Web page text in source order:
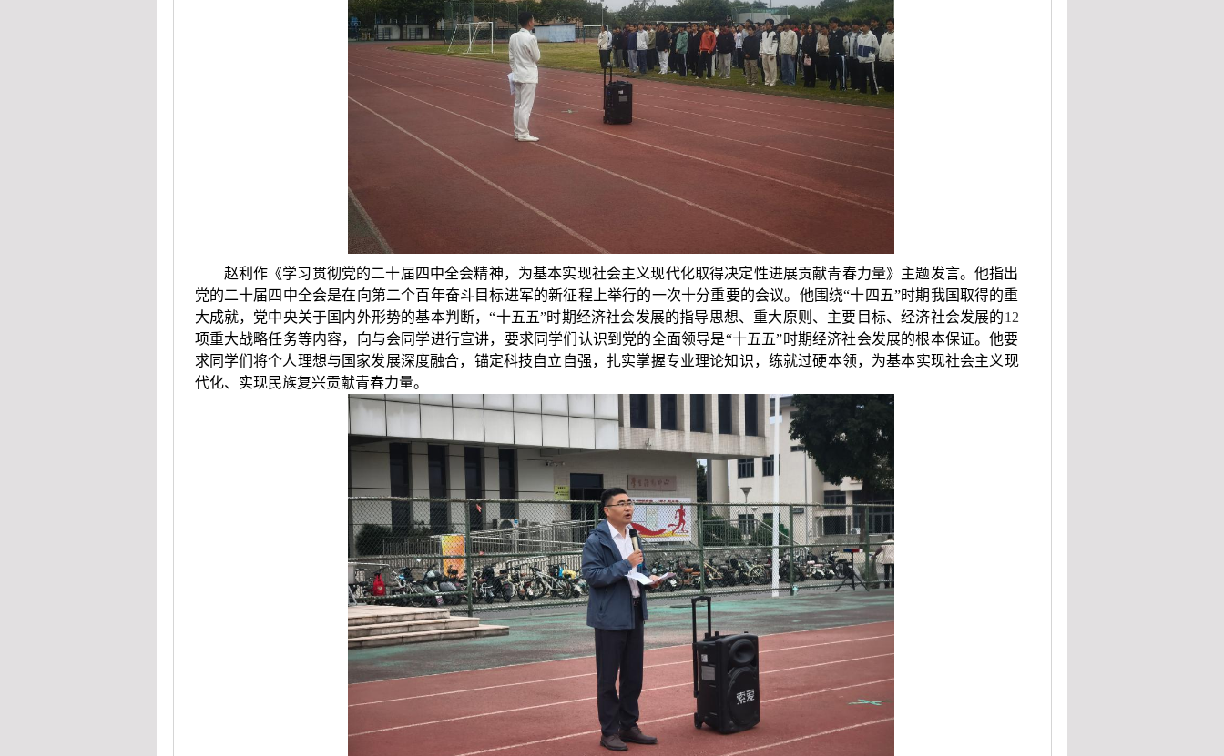
赵利作《学习贯彻党的二十届四中全会精神，为基本实现社会主义现代化取得决定性进展贡献青春力量》主题发言。他指出
党的二十届四中全会是在向第二个百年奋斗目标进军的新征程上举行的一次十分重要的会议。他围绕“十四五”时期我国取得的重
大成就，党中央关于国内外形势的基本判断，“十五五”时期经济社会发展的指导思想、重大原则、主要目标、经济社会发展的12
项重大战略任务等内容，向与会同学进行宣讲，要求同学们认识到党的全面领导是“十五五”时期经济社会发展的根本保证。他要
求同学们将个人理想与国家发展深度融合，锚定科技自立自强，扎实掌握专业理论知识，练就过硬本领，为基本实现社会主义现
代化、实现民族复兴贡献青春力量。